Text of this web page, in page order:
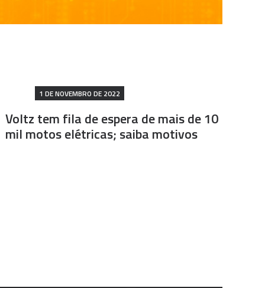
1 DE NOVEMBRO DE 2022
Voltz tem fila de espera de mais de 10
mil motos elétricas; saiba motivos